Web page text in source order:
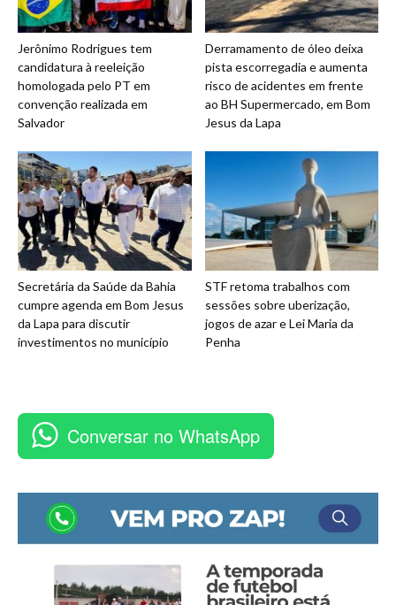
Jerônimo Rodrigues tem
candidatura à reeleição
homologada pelo PT em
convenção realizada em
Salvador
Derramamento de óleo deixa
pista escorregadia e aumenta
risco de acidentes em frente
ao BH Supermercado, em Bom
Jesus da Lapa
Secretária da Saúde da Bahia
cumpre agenda em Bom Jesus
da Lapa para discutir
investimentos no município
STF retoma trabalhos com
sessões sobre uberização,
jogos de azar e Lei Maria da
Penha
Conversar no WhatsApp